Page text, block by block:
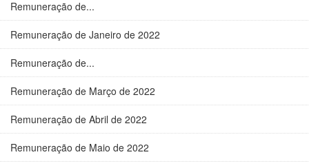
Remuneração de...
Remuneração de Janeiro de 2022
Remuneração de...
Remuneração de Março de 2022
Remuneração de Abril de 2022
Remuneração de Maio de 2022